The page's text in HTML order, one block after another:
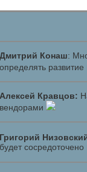
Дмитрий Конаш:
определять
Алексей Кравцов:
вендорами
Григорий
будет